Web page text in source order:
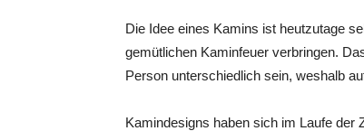
Die Idee eines Kamins ist heutzutage
gemütlichen Kaminfeuer verbringen.
Person unterschiedlich sein, weshalb
Kamindesigns haben sich im Laufe der